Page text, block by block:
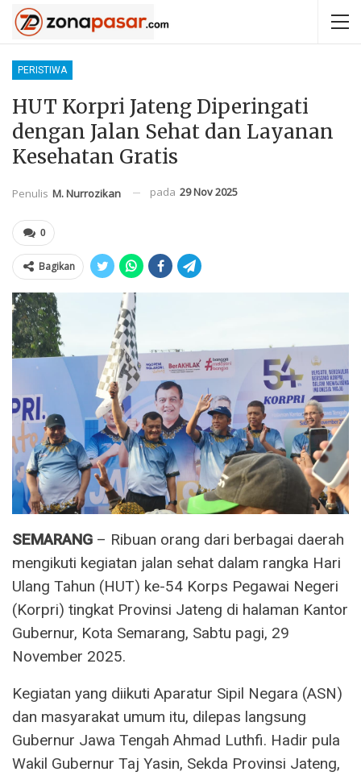
PERISTIWA
HUT Korpri Jateng Diperingati
dengan Jalan Sehat dan Layanan
Kesehatan Gratis
Penulis M. Nurrozikan pada 29 Nov 2025
0
Bagikan
SEMARANG – Ribuan orang dari berbagai daerah
mengikuti kegiatan jalan sehat dalam rangka Hari
Ulang Tahun (HUT) ke-54 Korps Pegawai Negeri
(Korpri) tingkat Provinsi Jateng di halaman Kantor
Gubernur, Kota Semarang, Sabtu pagi, 29
November 2025.
Kegiatan yang diikuti Aparatur Sipil Negara (ASN)
dan masyarakat umum itu, dilepas langsung
Gubernur Jawa Tengah Ahmad Luthfi. Hadir pula
Wakil Gubernur Taj Yasin, Sekda Provinsi Jateng,